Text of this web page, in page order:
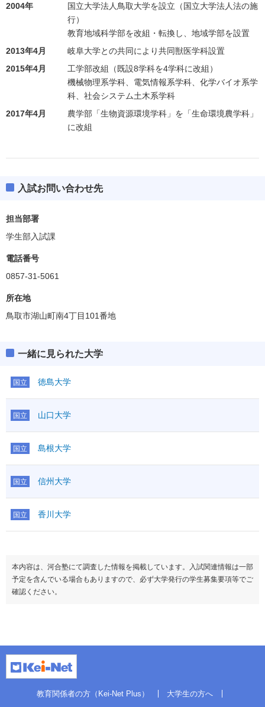
2004年
国立大学法人鳥取大学を設立（国立大学法人法の施
行）
教育地域科学部を改組・転換し、地域学部を設置
2013年4月
岐阜大学との共同により共同獣医学科設置
2015年4月
工学部改組（既設8学科を4学科に改組）
機械物理系学科、電気情報系学科、化学バイオ系学
科、社会システム土木系学科
2017年4月
農学部「生物資源環境学科」を「生命環境農学科」
に改組
入試お問い合わせ先
担当部署
学生部入試課
電話番号
0857-31-5061
所在地
鳥取市湖山町南4丁目101番地
一緒に見られた大学
国立 徳島大学
国立 山口大学
国立 島根大学
国立 信州大学
国立 香川大学
本内容は、河合塾にて調査した情報を掲載しています。入試関連情報は一部
予定を含んでいる場合もありますので、必ず大学発行の学生募集要項等でご
確認ください。
教育関係者の方（Kei-Net Plus）
大学生の方へ